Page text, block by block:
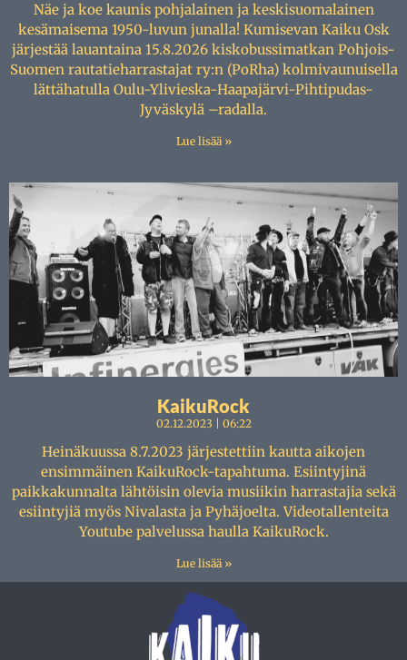
Näe ja koe kaunis pohjalainen ja keskisuomalainen
kesämaisema 1950-luvun junalla! Kumisevan Kaiku Osk
järjestää lauantaina 15.8.2026 kiskobussimatkan Pohjois-
Suomen rautatieharrastajat ry:n (PoRha) kolmivaunuisella
lättähatulla Oulu-Ylivieska-Haapajärvi-Pihtipudas-
Jyväskylä –radalla.
Lue lisää »
KaikuRock
02.12.2023 06:22
Heinäkuussa 8.7.2023 järjestettiin kautta aikojen
ensimmäinen KaikuRock-tapahtuma. Esiintyjinä
paikkakunnalta lähtöisin olevia musiikin harrastajia sekä
esiintyjiä myös Nivalasta ja Pyhäjoelta. Videotallenteita
Youtube palvelussa haulla KaikuRock.
Lue lisää »